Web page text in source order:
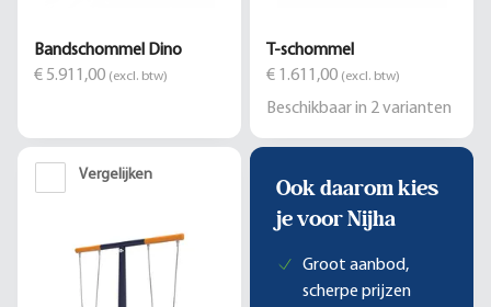
Bandschommel Dino
€ 5.911,00 (excl. btw)
T-schommel
€ 1.611,00 (excl. btw)
Beschikbaar in 2varianten
Vergelijken
Ook daarom kies
je voor Nijha
Groot aanbod,
scherpe prijzen